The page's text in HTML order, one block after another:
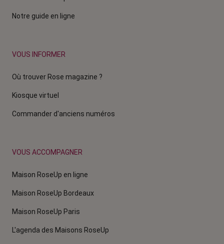
Notre guide en ligne
VOUS INFORMER
Où trouver Rose magazine ?
Kiosque virtuel
Commander d'anciens numéros
VOUS ACCOMPAGNER
Maison RoseUp en ligne
Maison RoseUp Bordeaux
Maison RoseUp Paris
L'agenda des Maisons RoseUp